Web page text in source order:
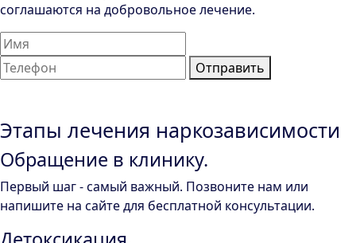
соглашаются на добровольное лечение.
Отправить
Этапы лечения наркозависимости
Обращение в клинику.
Первый шаг - самый важный. Позвоните нам или
напишите на сайте для бесплатной консультации.